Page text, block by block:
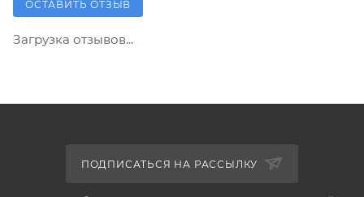
ОСТАВИТЬ ОТЗЫВ
Загрузка отзывов...
ПОДПИСАТЬСЯ НА РАССЫЛКУ